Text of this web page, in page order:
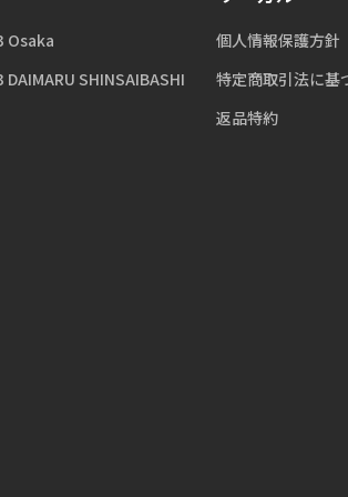
Osaka
SHINSAIBASHI
個人情報保護方針
特定商取引法に基
返品特約